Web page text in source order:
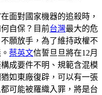
面對國家機器的追殺時，
自保？目前台灣最大的危
願放手，為了維持政權不
蔡英文信誓旦旦將在12月
成要件不明、規範含混模
如東廠復辟，可以有一張
可能被羅織入罪，將是台